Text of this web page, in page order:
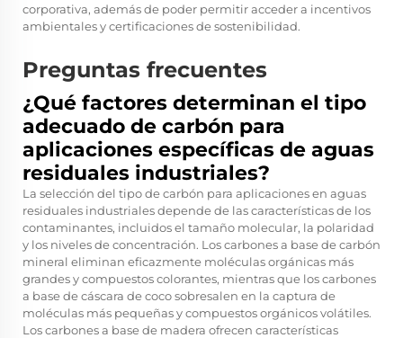
corporativa, además de poder permitir acceder a incentivos
ambientales y certificaciones de sostenibilidad.
Preguntas frecuentes
¿Qué factores determinan el tipo
adecuado de carbón para
aplicaciones específicas de aguas
residuales industriales?
La selección del tipo de carbón para aplicaciones en aguas
residuales industriales depende de las características de los
contaminantes, incluidos el tamaño molecular, la polaridad
y los niveles de concentración. Los carbones a base de carbón
mineral eliminan eficazmente moléculas orgánicas más
grandes y compuestos colorantes, mientras que los carbones
a base de cáscara de coco sobresalen en la captura de
moléculas más pequeñas y compuestos orgánicos volátiles.
Los carbones a base de madera ofrecen características